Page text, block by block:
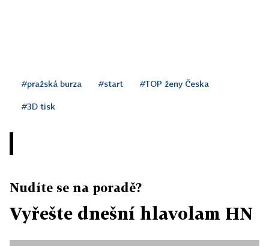
#pražská burza #start #TOP ženy Česka
#3D tisk
Nudíte se na poradě?
Vyřešte dnešní hlavolam HN